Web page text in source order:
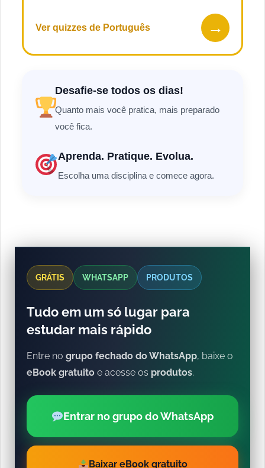
Ver quizzes de Português →
Desafie-se todos os dias!
Quanto mais você pratica, mais preparado
você fica.
Aprenda. Pratique. Evolua.
Escolha uma disciplina e comece agora.
GRÁTIS WHATSAPP PRODUTOS
Tudo em um só lugar para
estudar mais rápido
Entre no grupo fechado do WhatsApp, baixe o
eBook gratuito e acesse os produtos.
Entrar no grupo do WhatsApp
Baixar eBook gratuito